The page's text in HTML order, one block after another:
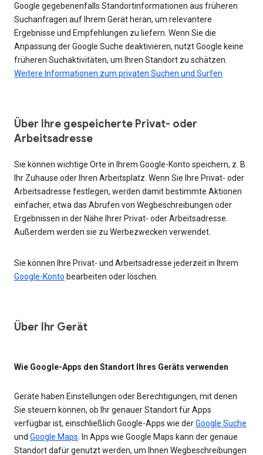
Google gegebenenfalls Standortinformationen aus früheren
Suchanfragen auf Ihrem Gerät heran, um relevantere
Ergebnisse und Empfehlungen zu liefern. Wenn Sie die
Anpassung der Google Suche deaktivieren, nutzt Google keine
früheren Suchaktivitäten, um Ihren Standort zu schätzen.
Weitere Informationen zum privaten Suchen und Surfen
Über Ihre gespeicherte Privat- oder
Arbeitsadresse
Sie können wichtige Orte in Ihrem Google-Konto speichern, z. B.
Ihr Zuhause oder Ihren Arbeitsplatz. Wenn Sie Ihre Privat- oder
Arbeitsadresse festlegen, werden damit bestimmte Aktionen
einfacher, etwa das Abrufen von Wegbeschreibungen oder
Ergebnissen in der Nähe Ihrer Privat- oder Arbeitsadresse.
Außerdem werden sie zu Werbezwecken verwendet.
Sie können Ihre Privat- und Arbeitsadresse jederzeit in Ihrem
Google-Konto bearbeiten oder löschen.
Über Ihr Gerät
Wie Google-Apps den Standort Ihres Geräts verwenden
Geräte haben Einstellungen oder Berechtigungen, mit denen
Sie steuern können, ob Ihr genauer Standort für Apps
verfügbar ist, einschließlich Google-Apps wie derGoogle Suche
und Google Maps. In Apps wie Google Maps kann der genaue
Standort dafür genutzt werden, um Ihnen Wegbeschreibungen